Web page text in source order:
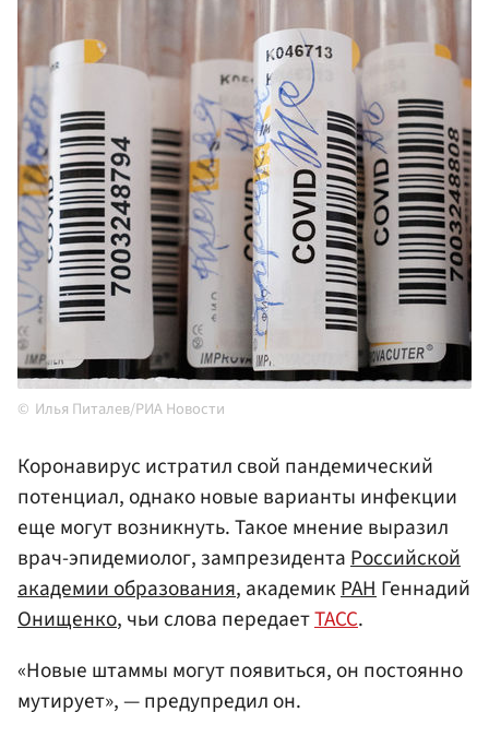
Илья Питалев/РИА Новости
Коронавирус истратил свой пандемический
потенциал, однако новые варианты инфекции
еще могут возникнуть. Такое мнение выразил
врач-эпидемиолог, зампрезидентаРоссийской
академии образования, академикРАНГеннадий
Онищенко, чьи слова передаетТАСС.
«Новые штаммы могут появиться, он постоянно
мутирует», — предупредил он.